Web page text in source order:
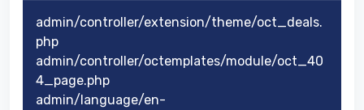
admin/controller/extension/theme/oct_deals.
php
admin/controller/octemplates/module/oct_40
4_page.php
admin/language/en-